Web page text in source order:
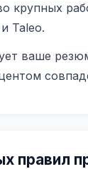
крупных
Taleo.
ваше
правил